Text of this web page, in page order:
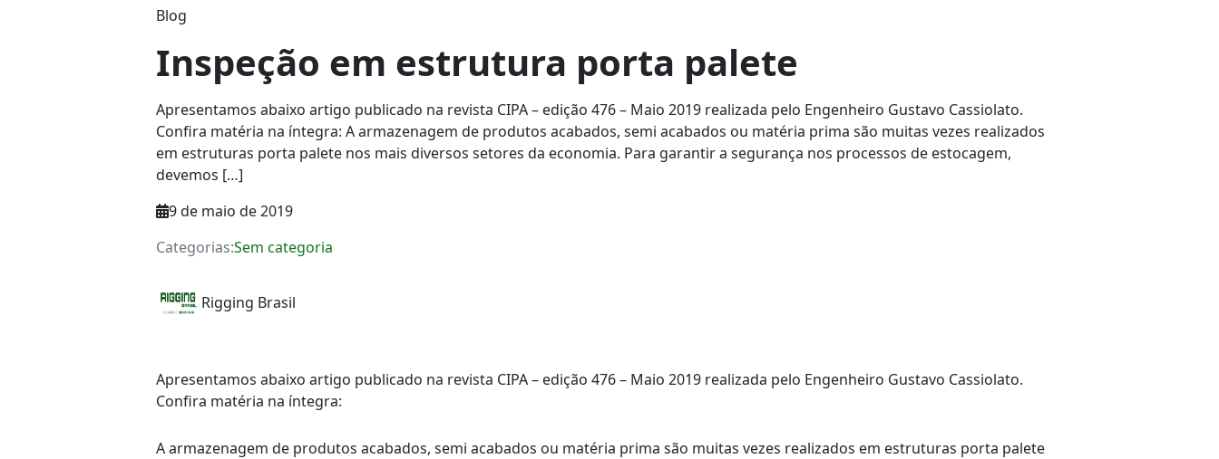
Blog
Inspeção em estrutura porta palete
Apresentamos abaixo artigo publicado na revista CIPA – edição 476 – Maio 2019 realizada pelo Engenheiro Gustavo Cassiolato.
Confira matéria na íntegra: A armazenagem de produtos acabados, semi acabados ou matéria prima são muitas vezes realizados
em estruturas porta palete nos mais diversos setores da economia. Para garantir a segurança nos processos de estocagem,
devemos […]
9 de maio de 2019
Categorias:Sem categoria
Rigging Brasil
Apresentamos abaixo artigo publicado na revista CIPA – edição 476 – Maio 2019 realizada pelo Engenheiro Gustavo Cassiolato.
Confira matéria na íntegra:
A armazenagem de produtos acabados, semi acabados ou matéria prima são muitas vezes realizados em estruturas porta palete